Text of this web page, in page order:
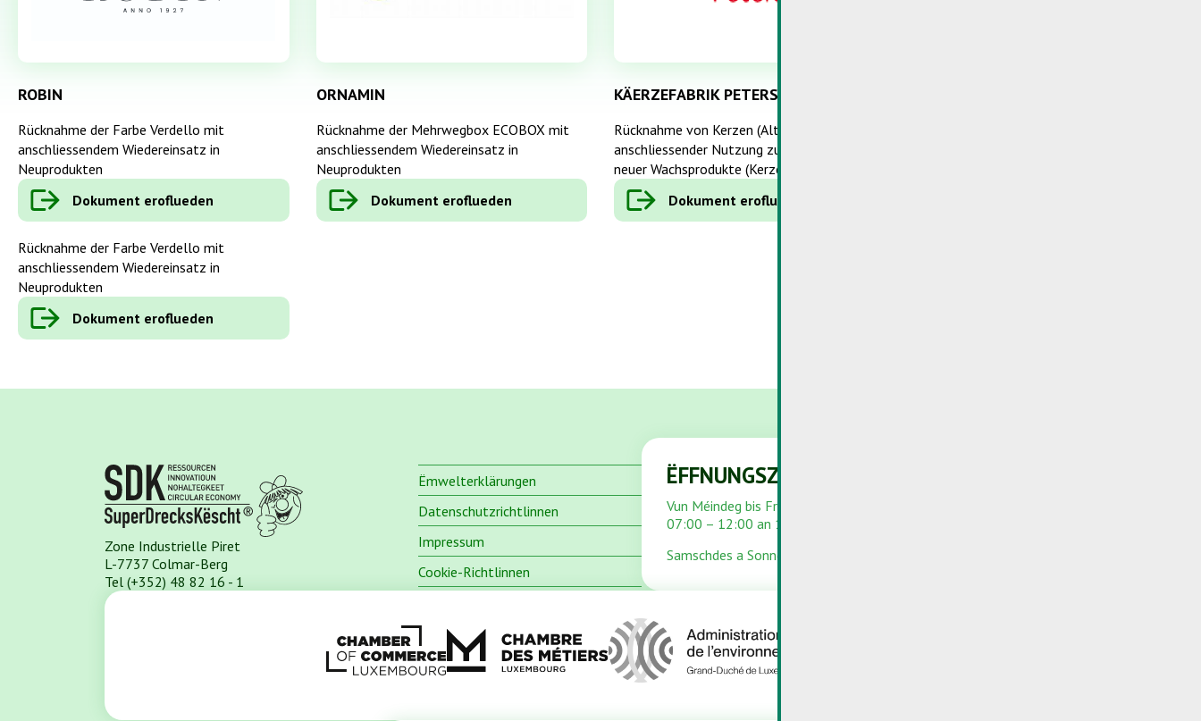
ROBIN
Rücknahme der Farbe Verdello mit
anschliessendem Wiedereinsatz in
Neuprodukten
Dokument eroflueden
Rücknahme der Farbe Verdello mit
anschliessendem Wiedereinsatz in
Neuprodukten
Dokument eroflueden
ORNAMIN
Rücknahme der Mehrwegbox ECOBOX mit
anschliessendem Wiedereinsatz in
Neuprodukten
Dokument eroflueden
KÄERZEFABRIK PETERS
Rücknahme von Kerzen (Altwachsen) mit
anschliessender Nutzung zur Herstellung
neuer Wachsprodukte (Kerzen, Fackeln)
Dokument eroflueden
Zone Industrielle Piret
L-7737 Colmar-Berg
Tel (+352) 48 82 16 - 1
Ëmwelterklärungen
Datenschutzrichtlinnen
Impressum
Cookie-Richtlinnen
ËFFNUNGSZÄITEN
Vun Méindeg bis Freideg
07:00 – 12:00 an 13:00 – 16:00
Samschdes a Sonndes zou